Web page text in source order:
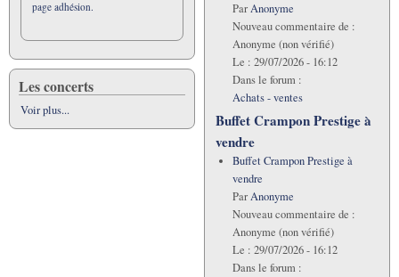
page adhésion.
Les concerts
Voir plus...
ParAnonyme
Nouveau commentaire de :
Anonyme (non vérifié)
Le : 29/07/2026 - 16:12
Dans le forum :
Achats - ventes
Buffet Crampon Prestige à
vendre
Buffet Crampon Prestige à
vendre
ParAnonyme
Nouveau commentaire de :
Anonyme (non vérifié)
Le : 29/07/2026 - 16:12
Dans le forum :